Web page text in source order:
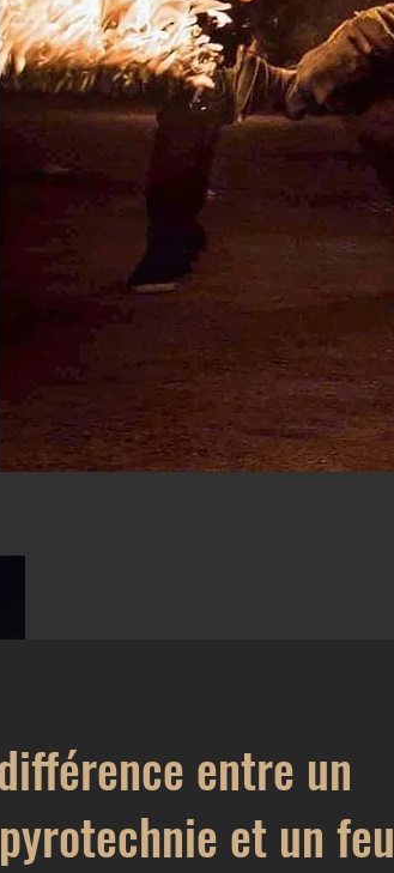
entre un
et un feu